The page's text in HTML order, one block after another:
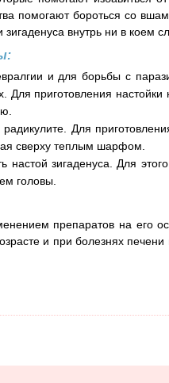
помогают бороться со
зигаденуса внутрь ни в коем
и для борьбы с
приготовления настойки
Для
сверху теплым шарфом.
зигаденуса. Для
головы.
препаратов на его
и при болезнях печени